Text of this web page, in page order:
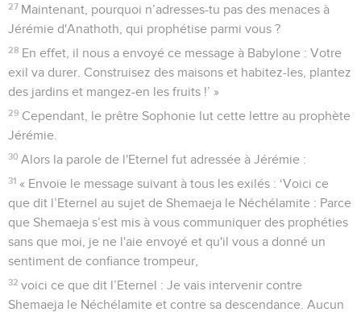
27 Maintenant, pourquoi n’adresses-tu pas des menaces à
Jérémie d'Anathoth, qui prophétise parmi vous ?
28 En effet, il nous a envoyé ce message à Babylone : Votre
exil va durer. Construisez des maisons et habitez-les, plantez
des jardins et mangez-en les fruits !’ »
29 Cependant, le prêtre Sophonie lut cette lettre au prophète
Jérémie.
30 Alors la parole de l'Eternel fut adressée à Jérémie :
31 « Envoie le message suivant à tous les exilés : ‘Voici ce
que dit l’Eternel au sujet de Shemaeja le Néchélamite : Parce
que Shemaeja s’est mis à vous communiquer des prophéties
sans que moi, je ne l'aie envoyé et qu'il vous a donné un
sentiment de confiance trompeur,
32 voici ce que dit l’Eternel : Je vais intervenir contre
Shemaeja le Néchélamite et contre sa descendance. Aucun